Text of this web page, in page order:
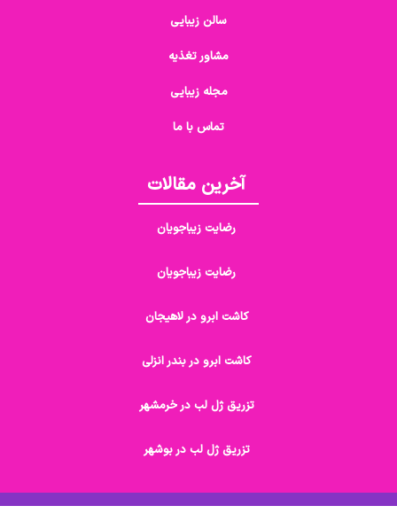
سالن زیبایی
مشاور تغذیه
مجله زیبایی
تماس با ما
آخرین مقالات
رضایت زیباجویان
رضایت زیباجویان
کاشت ابرو در لاهیجان
کاشت ابرو در بندر انزلی
تزریق ژل لب در خرمشهر
تزریق ژل لب در بوشهر